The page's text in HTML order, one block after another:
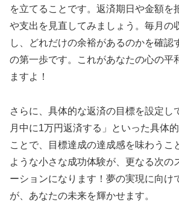
を立てることです。返済期日や金額を
や支出を見直してみましょう。毎月の
し、どれだけの余裕があるのかを確認
の第一歩です。これがあなたの心の平
ますよ！
さらに、具体的な返済の目標を設定し
月中に1万円返済する」といった具体
ことで、目標達成の達成感を味わうこ
ような小さな成功体験が、更なる次の
ーションになります！夢の実現に向け
が、あなたの未来を輝かせます。